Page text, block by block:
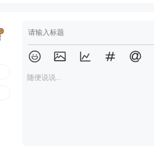
随便说说...